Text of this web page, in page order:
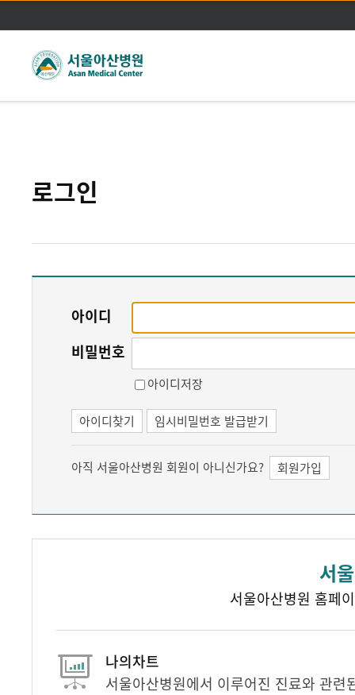
주메뉴바로가기
본문바로가기
로그인
아이디
비밀번호
아이디저장
아이디찾기 임시비밀번호 발급받기
아직 서울아산병원 회원이 아니신가요? 회원가입
서
서울아산병원 홈페
나의차트
서울아산병원에서 이루어진 진료와 관